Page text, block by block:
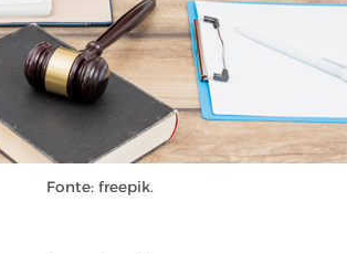
Fonte: freepik.